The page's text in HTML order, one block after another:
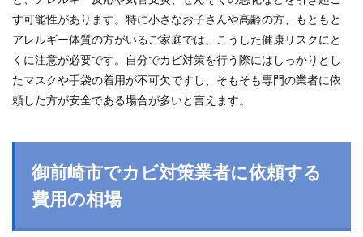
す可能性があります。特に小さなお子さんや高齢の方、もともと
アレルギー体質の方がいるご家庭では、こうした健康リスクにと
くに注意が必要です。自分でカビ対策を行う際にはしっかりとし
たマスクや手袋の着用が不可欠ですし、そもそも専門の業者に依
頼した方が安全である場合が多いと言えます。
御前崎市でカビ対策業者に依頼する
費用の相場